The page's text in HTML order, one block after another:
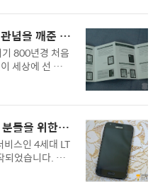
컨셉으로 디자인
은 가장 대중
상을 주었습니
치 True HD IP
해상도로 선명
을 제공해주는
자랑거리이며
CMOS를 탑재
멋진 사진과
처녀작 옵티머
촌한옥마을 및
뚜벅이데이트
념을 깨준 KI
손목시계
800년경 처음
세상에 선 보인
다양한 시계가
이 만들어지고
하는 그 오랜
있습니다. 바
어떤 시계던 숫
것은 변하지
는 시간을 확
들을 위한 한
스인 4세대 LT
되었습니다. 아
하는 스마트